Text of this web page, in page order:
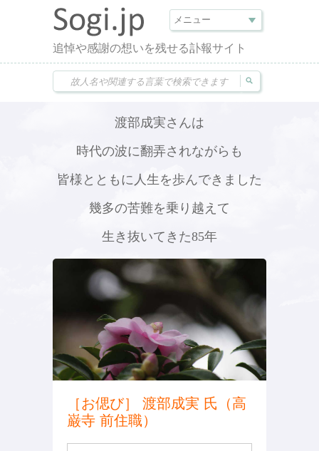
追悼や感謝の想いを残せる訃報サイト
渡部成実さんは
時代の波に翻弄されながらも
皆様とともに人生を歩んできました
幾多の苦難を乗り越えて
生き抜いてきた85年
［お偲び］ 渡部成実 氏（高
巌寺 前住職）